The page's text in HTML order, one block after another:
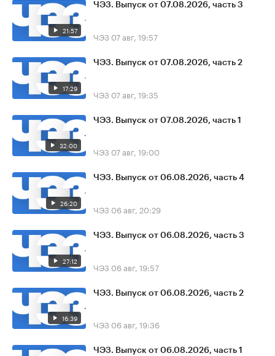
21:57
ЧЭЗ. Выпуск от 07.08.2026, часть 3
ЧЭЗ 07 авг, 19:57
17:29
ЧЭЗ. Выпуск от 07.08.2026, часть 2
ЧЭЗ 07 авг, 19:35
32:00
ЧЭЗ. Выпуск от 07.08.2026, часть 1
ЧЭЗ 07 авг, 19:00
26:20
ЧЭЗ. Выпуск от 06.08.2026, часть 4
ЧЭЗ 06 авг, 20:29
27:12
ЧЭЗ. Выпуск от 06.08.2026, часть 3
ЧЭЗ 06 авг, 19:57
16:39
ЧЭЗ. Выпуск от 06.08.2026, часть 2
ЧЭЗ 06 авг, 19:36
ЧЭЗ. Выпуск от 06.08.2026, часть 1